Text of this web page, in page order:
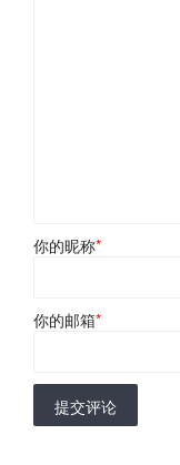
你的昵称*
你的邮箱*
提交评论